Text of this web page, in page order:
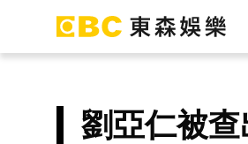
劉亞仁被查